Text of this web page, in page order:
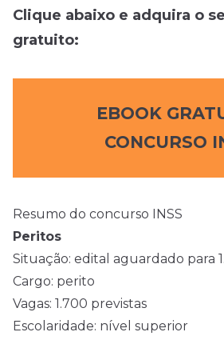
Clique abaixo e adquira o
gratuito:
EBOOK
CONCURSO
Resumo do concurso INSS
Peritos
Situação: edital aguardado para
Cargo: perito
Vagas: 1.700 previstas
Escolaridade: nível superior